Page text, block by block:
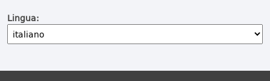
Lingua